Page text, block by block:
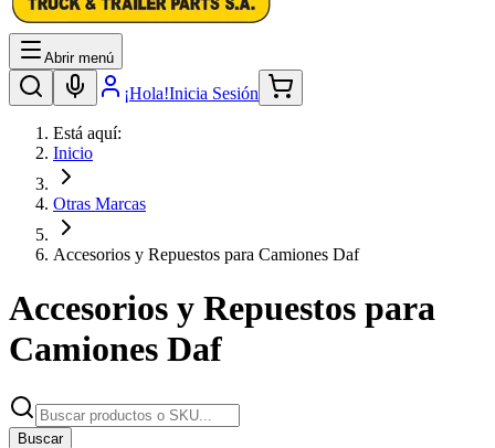
Abrir menú
¡Hola!Inicia Sesión
Está aquí:
Inicio
Otras Marcas
Accesorios y Repuestos para Camiones Daf
Accesorios y Repuestos para
Camiones Daf
Buscar